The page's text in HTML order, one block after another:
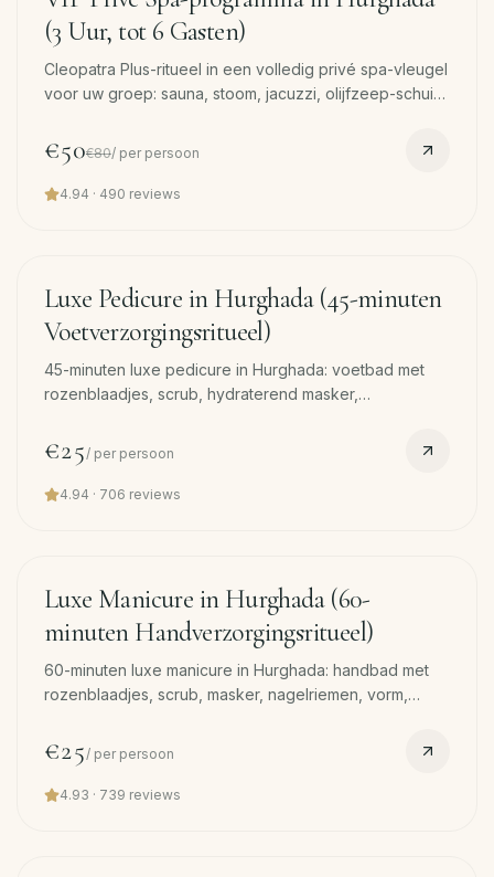
(3 Uur, tot 6 Gasten)
Cleopatra Plus-ritueel in een volledig privé spa-vleugel
voor uw groep: sauna, stoom, jacuzzi, olijfzeep-schuim
kokos-scrub, 45-min massage en gezichtsmasker per
gast.
€50€80/ per persoon
4.94 · 490 reviews
Luxe Pedicure in Hurghada (45-minuten
Voetverzorgingsritueel)
45-minuten luxe pedicure in Hurghada: voetbad met
rozenblaadjes, scrub, hydraterend masker,
€25/ per persoon
4.94 · 706 reviews
Luxe Manicure in Hurghada (60-
minuten Handverzorgingsritueel)
60-minuten luxe manicure in Hurghada: handbad met
rozenblaadjes, scrub, masker, nagelriemen, vorm,
€25/ per persoon
4.93 · 739 reviews